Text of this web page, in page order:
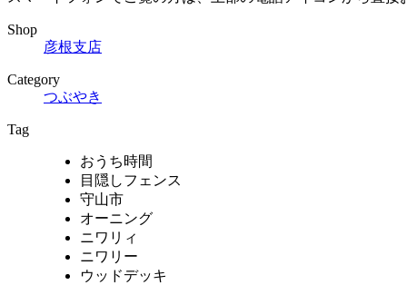
Shop
彦根支店
Category
つぶやき
Tag
おうち時間
目隠しフェンス
守山市
オーニング
ニワリィ
ニワリー
ウッドデッキ